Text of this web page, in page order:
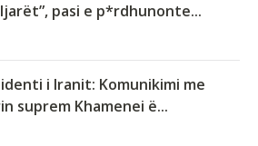
pasi e p*rdhunonte...
i Iranit: Komunikimi me
suprem Khamenei ë...